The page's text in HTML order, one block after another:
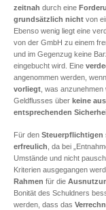
zeitnah durch eine
grundsätzlich nicht von
Ebenso wenig liegt eine
von der GmbH zu einem
und im Gegenzug keine
eingebucht wird. Eine
angenommen werden, wenn
vorliegt , was
Geldflusses über keine
entsprechenden
Für den Steuerpflichtigen
erfreulich , da bei
Umstände und nicht
Kriterien ausgegangen
Rahmen für die
Bonität des Schuldners
werden, dass das